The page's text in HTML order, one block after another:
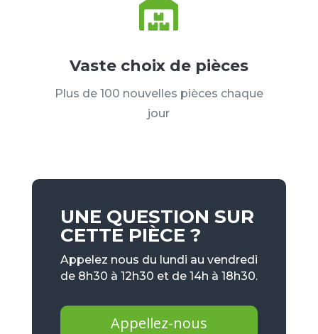
Vaste choix de pièces
Plus de 100 nouvelles pièces chaque
jour
UNE QUESTION SUR
CETTE PIÈCE ?
Appelez nous du lundi au vendredi
de 8h30 à 12h30 et de 14h à 18h30.
Appellez-nous